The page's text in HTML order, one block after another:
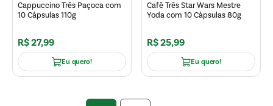
Cappuccino Três Paçoca com
10 Cápsulas 110g
R$27,99
Eu quero!
Cafê Três Star Wars Mestre
Yoda com 10 Cápsulas 80g
R$25,99
Eu quero!